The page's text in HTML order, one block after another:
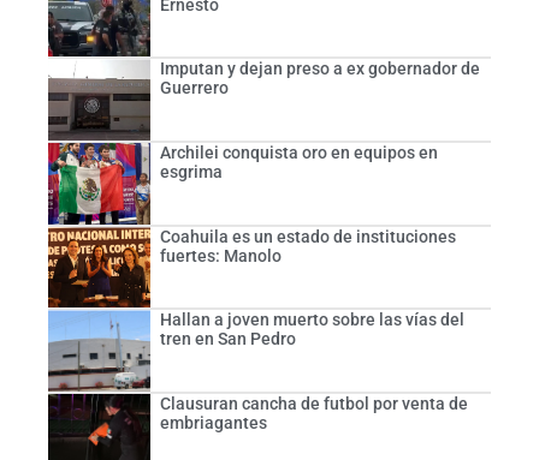
Ernesto
Imputan y dejan preso a ex gobernador de
Guerrero
Archilei conquista oro en equipos en
esgrima
Coahuila es un estado de instituciones
fuertes: Manolo
Hallan a joven muerto sobre las vías del
tren en San Pedro
Clausuran cancha de futbol por venta de
embriagantes